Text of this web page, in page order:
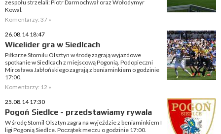
zespołu strzelali: Piotr Darmochwał oraz Wołodymyr
Kowal.
Komentarzy: 37 »
26.08.14 18:47
Wicelider gra w Siedlcach
Piłkarze Stomilu Olsztyn w środę zagrają wyjazdowe
spotkanie w Siedlcach z miejscową Pogonią. Podopieczni
Mirosława Jabłońskiego zagrają z beniaminkiem o godzinie
17:00.
Komentarzy: 12 »
25.08.14 17:30
Pogoń Siedlce - przedstawiamy rywala
W środę Stomil Olsztyn zagra na wyjeździe z beniaminkiem I
ligi Pogonią Siedlce. Początek meczu o godzinie 17:00.